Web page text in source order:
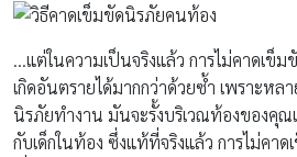
…แต่ในความเป็นจริงแล้ว การไม่คาดเข็ม
เกิดอันตรายได้มากกว่าด้วยซ้ำ เพราะหลา
นิรภัยทำงาน มันจะรั้งบริเวณท้องของคุ
กับเด็กในท้อง ซึ่งแท้ที่จริงแล้ว การไม่คา